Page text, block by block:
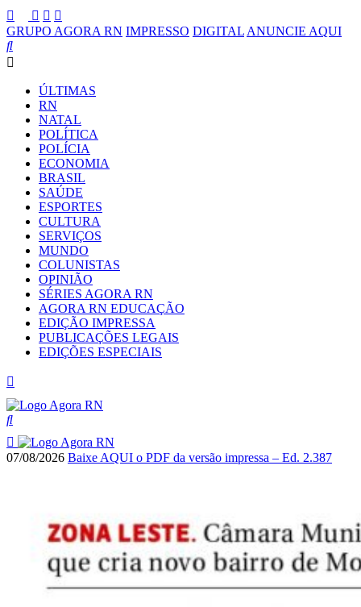
GRUPO AGORA RN IMPRESSO DIGITAL ANUNCIE AQUI
ÚLTIMAS
RN
NATAL
POLÍTICA
POLÍCIA
ECONOMIA
BRASIL
SAÚDE
ESPORTES
CULTURA
SERVIÇOS
MUNDO
COLUNISTAS
OPINIÃO
SÉRIES AGORA RN
AGORA RN EDUCAÇÃO
EDIÇÃO IMPRESSA
PUBLICAÇÕES LEGAIS
EDIÇÕES ESPECIAIS
07/08/2026 Baixe AQUI o PDF da versão impressa – Ed. 2.387